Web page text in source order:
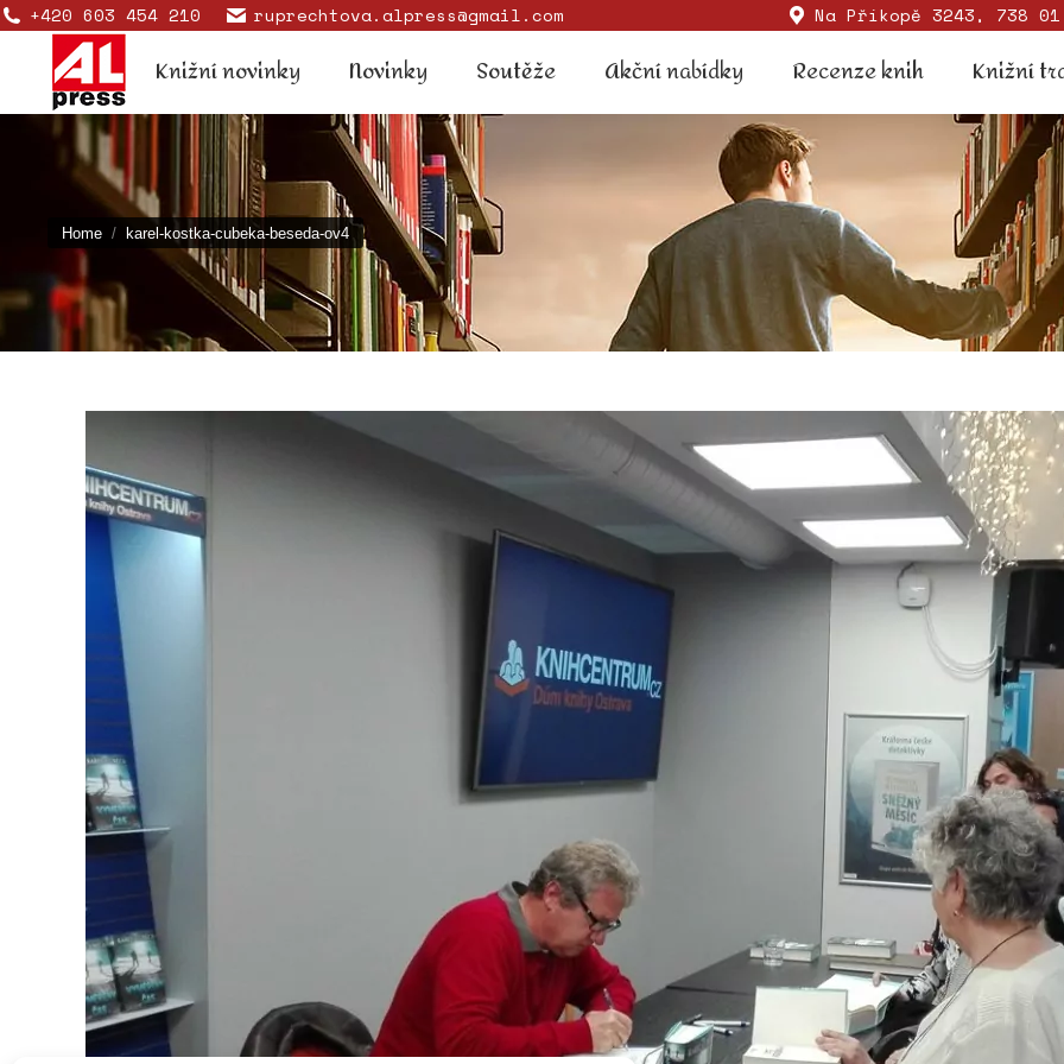
+420 603 454 210 ruprechtova.alpress@gmail.com Na Příkopě 3243, 738
Knižní novinky Novinky Soutěže Akční nabídky Recenze knih Knižní
You are here:
Home karel-kostka-cubeka-beseda-ov4
Knižní novinky Novinky Soutěže Akční nabídky Recenze knih